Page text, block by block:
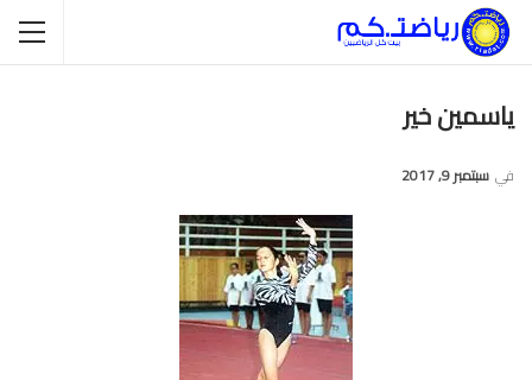
ياسمين خير
في سبتمبر 9, 2017